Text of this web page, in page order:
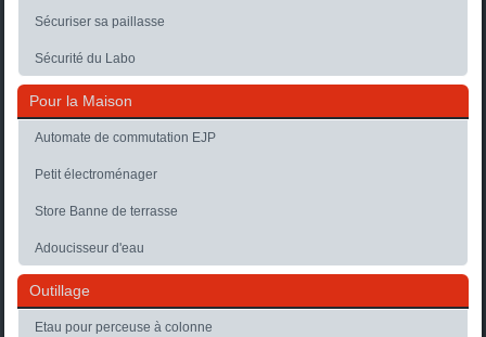
Sécuriser sa paillasse
Sécurité du Labo
Pour la Maison
Automate de commutation EJP
Petit électroménager
Store Banne de terrasse
Adoucisseur d'eau
Outillage
Etau pour perceuse à colonne